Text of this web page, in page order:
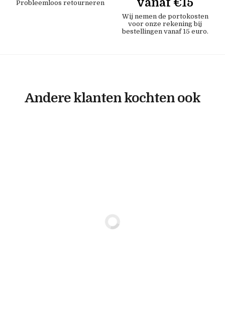
Probleemloos retourneren
Wij nemen de portokosten
voor onze rekening bij
bestellingen vanaf 15 euro.
Andere klanten kochten ook